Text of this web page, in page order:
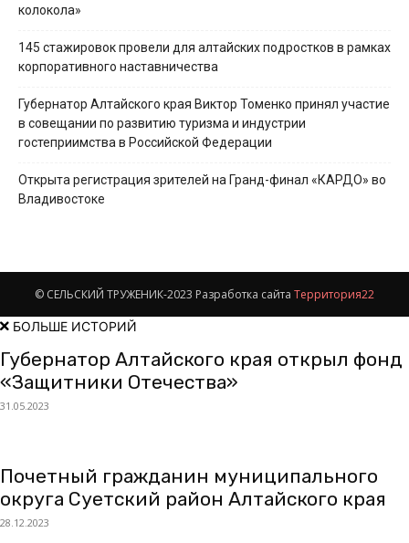
колокола»
145 стажировок провели для алтайских подростков в рамках
корпоративного наставничества
Губернатор Алтайского края Виктор Томенко принял участие
в совещании по развитию туризма и индустрии
гостеприимства в Российской Федерации
Открыта регистрация зрителей на Гранд-финал «КАРДО» во
Владивостоке
© СЕЛЬСКИЙ ТРУЖЕНИК-2023 Разработка сайта Территория22
БОЛЬШЕ ИСТОРИЙ
Губернатор Алтайского края открыл фонд
«Защитники Отечества»
31.05.2023
Почетный гражданин муниципального
округа Суетский район Алтайского края
28.12.2023